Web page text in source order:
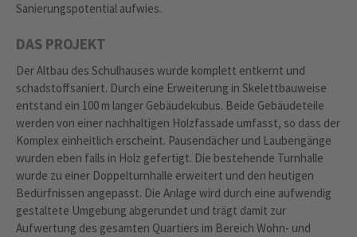
Sanierungspotential aufwies.
DAS PROJEKT
Der Altbau des Schulhauses wurde komplett entkernt und
schadstoffsaniert. Durch eine Erweiterung in Skelettbauweise
entstand ein 100 m langer Gebäudekubus. Beide Gebäudeteile
werden von einer nachhaltigen Holzfassade umfasst, so dass der
Komplex einheitlich erscheint. Pausendächer und Laubengänge
wurden eben falls in Holz gefertigt. Die bestehende Turnhalle
wurde zu einer Doppelturnhalle erweitert und den heutigen
Bedürfnissen angepasst. Die Anlage wird durch eine aufwendig
gestaltete Umgebung abgerundet und trägt damit zur
Aufwertung des gesamten Quartiers im Bereich Wohn- und